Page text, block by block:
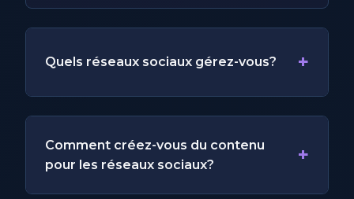
Quels réseaux sociaux gérez-vous? +
Comment créez-vous du contenu
pour les réseaux sociaux?
+